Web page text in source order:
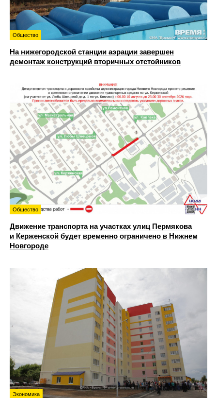
Общество
На нижегородской станции аэрации завершен
демонтаж конструкций вторичных отстойников
Общество
Движение транспорта на участках улиц Пермякова
и Керженской будет временно ограничено в Нижнем
Новгороде
Экономика